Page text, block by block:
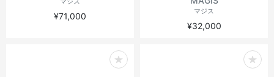
¥71,000 マジス
¥32,000